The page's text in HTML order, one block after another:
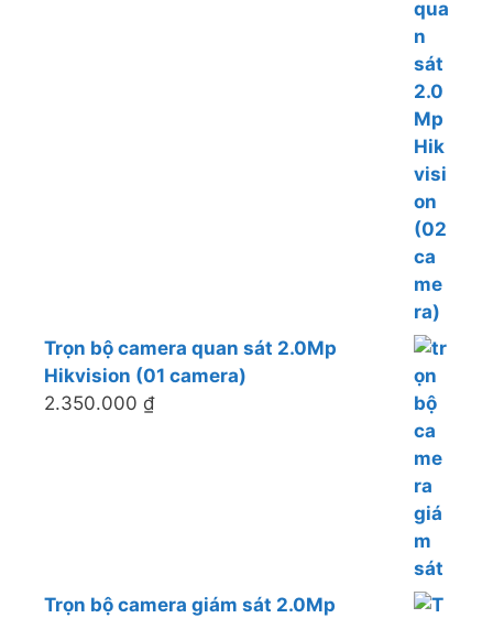
Trọn bộ camera quan sát 2.0Mp
Hikvision (01 camera)
2.350.000 ₫
Trọn bộ camera giám sát 2.0Mp